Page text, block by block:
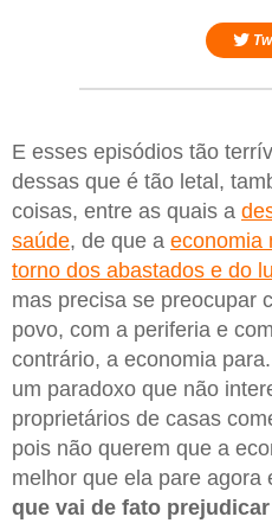
E esses episódios tão
dessas que é tão letal,
coisas, entre as quais a
saúde, de que a economia
torno dos abastados e do
mas precisa se preocupar
povo, com a periferia e
contrário, a economia
um paradoxo que não
proprietários de casas
pois não querem que a
melhor que ela pare agora
que vai de fato